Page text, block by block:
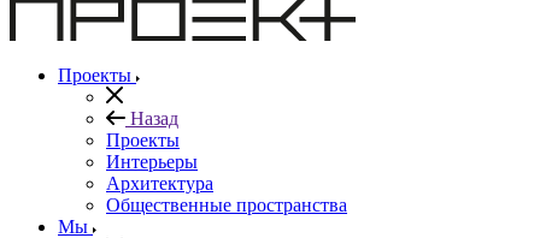
Проекты
Назад
Проекты
Интерьеры
Архитектура
Общественные пространства
Мы